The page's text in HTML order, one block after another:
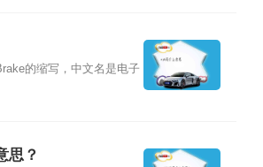
的缩写，中文名是电子
思？